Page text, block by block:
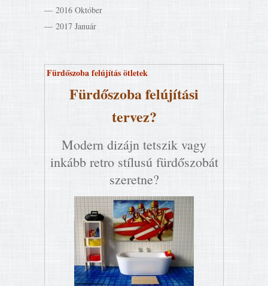
2016 Október
2017 Január
Fürdőszoba felújítás ötletek
Fürdőszoba felújítási
tervez?
Modern dizájn tetszik vagy
inkább retro stílusú fürdőszobát
szeretne?